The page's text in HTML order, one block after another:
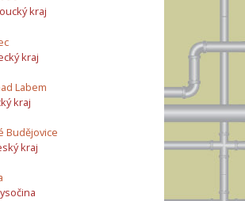
kraj
kraj
Labem
kraj
Budějovice
kraj